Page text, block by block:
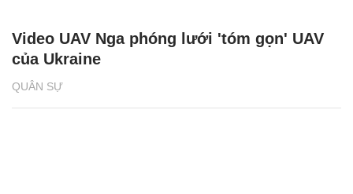
QUÂN SỰ
Video UAV Nga phóng lưới 'tóm gọn' UAV
của Ukraine